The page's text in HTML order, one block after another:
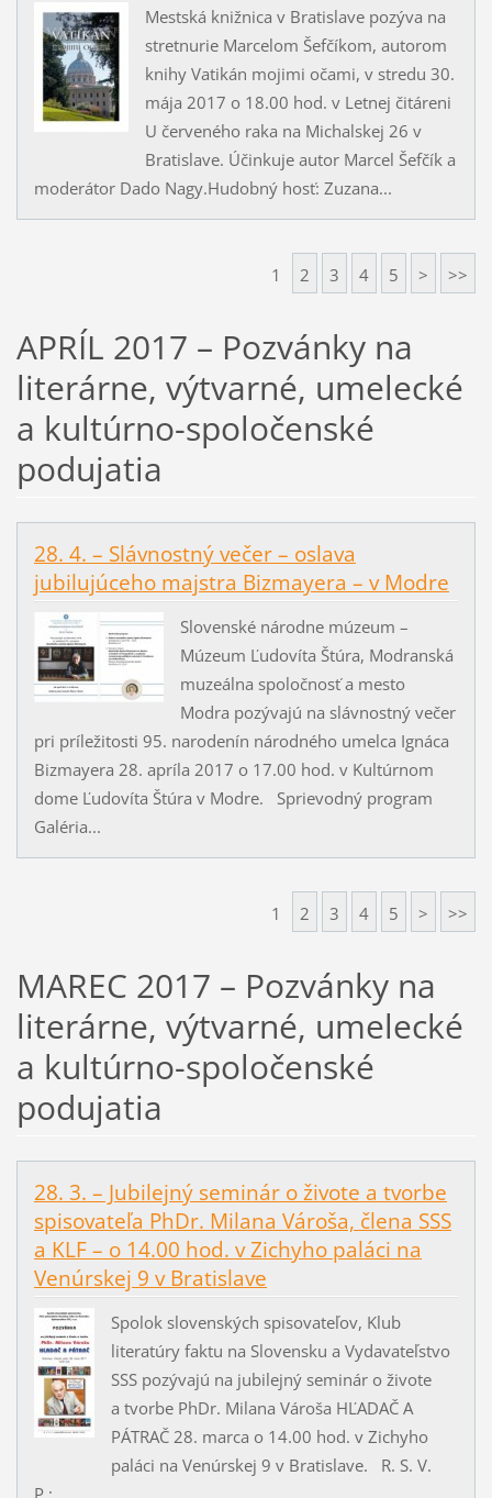
Mestská knižnica v Bratislave pozýva na
stretnurie Marcelom Šefčíkom, autorom
knihy Vatikán mojimi očami, v stredu 30.
mája 2017 o 18.00 hod. v Letnej čitáreni
U červeného raka na Michalskej 26 v
Bratislave. Účinkuje autor Marcel Šefčík a
moderátor Dado Nagy.Hudobný hosť: Zuzana...
1 2 3 4 5 > >>
APRÍL 2017 – Pozvánky na
literárne, výtvarné, umelecké
a kultúrno-spoločenské
podujatia
28. 4. – Slávnostný večer – oslava
jubilujúceho majstra Bizmayera – v Modre
Slovenské národne múzeum –
Múzeum Ľudovíta Štúra, Modranská
muzeálna spoločnosť a mesto
Modra pozývajú na slávnostný večer
pri príležitosti 95. narodenín národného umelca Ignáca
Bizmayera 28. apríla 2017 o 17.00 hod. v Kultúrnom
dome Ľudovíta Štúra v Modre. Sprievodný program
Galéria...
1 2 3 4 5 > >>
MAREC 2017 – Pozvánky na
literárne, výtvarné, umelecké
a kultúrno-spoločenské
podujatia
28. 3. – Jubilejný seminár o živote a tvorbe
spisovateľa PhDr. Milana Vároša, člena SSS
a KLF – o 14.00 hod. v Zichyho paláci na
Venúrskej 9 v Bratislave
Spolok slovenských spisovateľov, Klub
literatúry faktu na Slovensku a Vydavateľstvo
SSS pozývajú na jubilejný seminár o živote
a tvorbe PhDr. Milana Vároša HĽADAČ A
PÁTRAČ 28. marca o 14.00 hod. v Zichyho
paláci na Venúrskej 9 v Bratislave. R. S. V.